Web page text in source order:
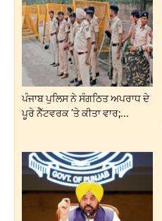
ਪੰਜਾਬ ਪੁਲਿਸ ਨੇ ਸੰਗਠਿਤ ਅਪਰਾਧ ਦੇ
ਪੂਰੇ ਨੈੱਟਵਰਕ ’ਤੇ ਕੀਤਾ ਵਾਰ;...